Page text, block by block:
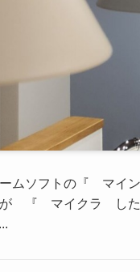
ソフトの『 マイン
マイクラ したい